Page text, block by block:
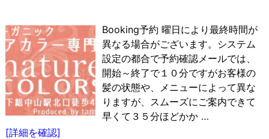
Booking予約 曜日により最終時間が
異なる場合がございます。システム
設定の都合で予約確認メールでは、
開始～終了で１０分ですがお客様の
髪の状態や、メニューによって異な
りますが、スムーズにご案内できて
早くて３５分ほどかか …
[詳細を確認]